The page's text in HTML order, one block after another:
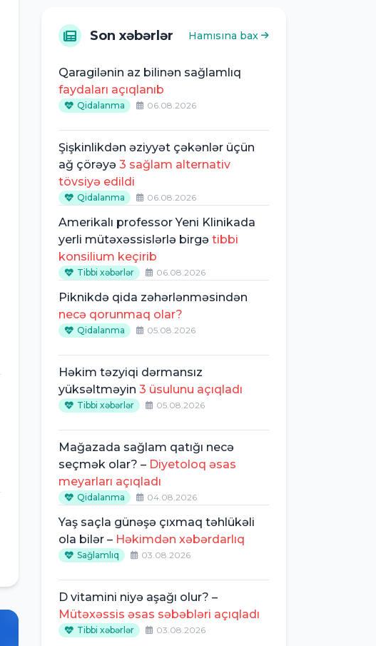
Son xəbərlər Hamısına bax
Qaragilənin az bilinən sağlamlıq
faydaları açıqlanıb
Qidalanma 06.08.2026
Şişkinlikdən əziyyət çəkənlər üçün
ağ çörəyə3 sağlam alternativ
tövsiyə edildi
Qidalanma 06.08.2026
Amerikalı professor Yeni Klinikada
yerli mütəxəssislərlə birgətibbi
konsilium keçirib
Tibbi xəbərlər 06.08.2026
Piknikdə qida zəhərlənməsindən
necə qorunmaq olar?
Qidalanma 05.08.2026
Həkim təzyiqi dərmansız
yüksəltməyin3 üsulunu açıqladı
Tibbi xəbərlər 05.08.2026
Mağazada sağlam qatığı necə
seçmək olar? – Diyetoloq əsas
meyarları açıqladı
Qidalanma 04.08.2026
Yaş saçla günəşə çıxmaq təhlükəli
ola bilər – Həkimdən xəbərdarlıq
Sağlamlıq 03.08.2026
D vitamini niyə aşağı olur? –
Mütəxəssis əsas səbəbləri açıqladı
Tibbi xəbərlər 03.08.2026